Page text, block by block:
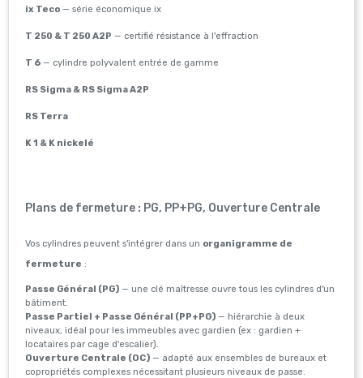
ix Teco — série économique ix
T 250 & T 250 A2P — certifié résistance à l'effraction
T 6 — cylindre polyvalent entrée de gamme
RS Sigma & RS Sigma A2P
RS Terra
K 1 & K nickelé
Plans de fermeture : PG, PP+PG, Ouverture Centrale
Vos cylindres peuvent s'intégrer dans un organigramme de
fermeture :
Passe Général (PG) — une clé maîtresse ouvre tous les cylindres d'un
bâtiment.
Passe Partiel + Passe Général (PP+PG) — hiérarchie à deux
niveaux, idéal pour les immeubles avec gardien (ex : gardien +
locataires par cage d'escalier).
Ouverture Centrale (OC) — adapté aux ensembles de bureaux et
copropriétés complexes nécessitant plusieurs niveaux de passe.